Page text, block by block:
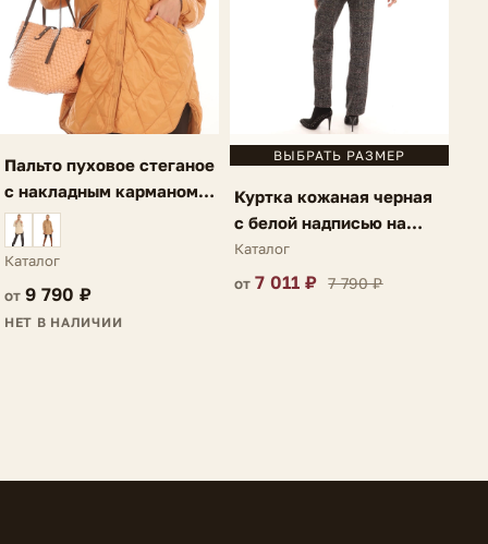
Пальто пуховое стеганое
с накладным карманом
темно-оранжевое Ria
Каталог
от 9 790 ₽
НЕТ В НАЛИЧИИ
ВЫБРАТЬ РАЗМЕР
Куртка кожаная черная
с белой надписью на
спине Lauria
Каталог
от7 011 ₽ 7 790 ₽